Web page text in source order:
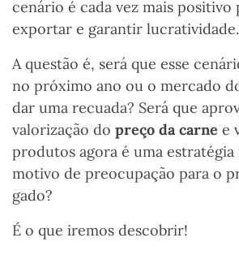
cenário é cada vez mais positivo
exportar e garantir lucratividade.
A questão é, será que esse
no próximo ano ou o mercado
dar uma recuada? Será que
valorização do preço da carne e
produtos agora é uma
motivo de preocupação para o
gado?
É o que iremos descobrir!